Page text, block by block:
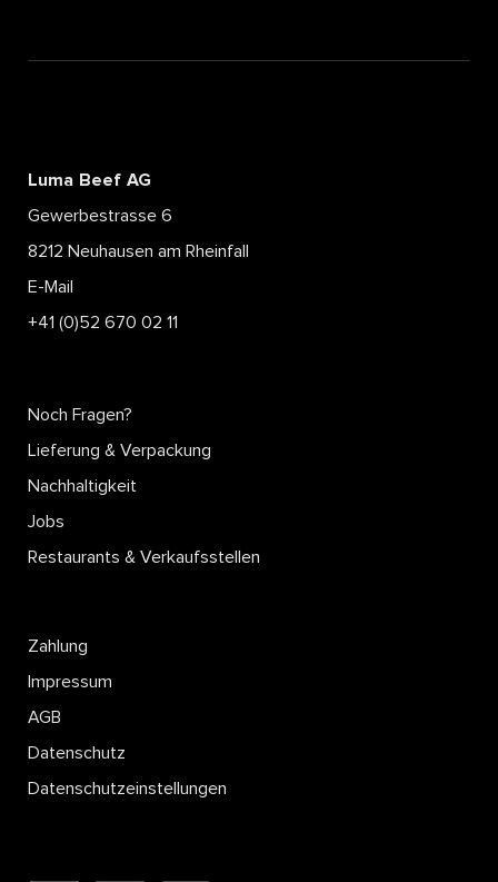
Luma Beef AG
Gewerbestrasse 6
8212 Neuhausen am Rheinfall
E-Mail
+41 (0)52 670 02 11
Noch Fragen?
Lieferung & Verpackung
Nachhaltigkeit
Jobs
Restaurants & Verkaufsstellen
Zahlung
Impressum
AGB
Datenschutz
Datenschutzeinstellungen